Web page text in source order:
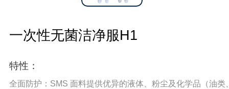
一次性无菌洁净服H1
特性：
全面防护：SMS 面料提供优异的液体、粉尘及化学品（油类